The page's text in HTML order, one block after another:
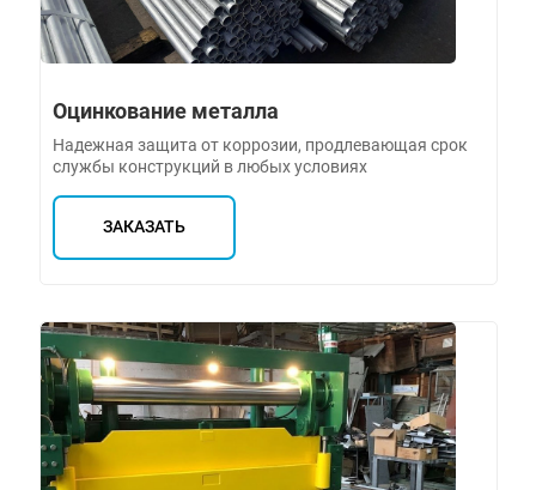
Оцинкование металла
Надежная защита от коррозии, продлевающая срок
службы конструкций в любых условиях
ЗАКАЗАТЬ